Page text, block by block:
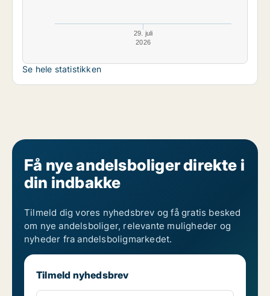
29. juli
2026
Se hele statistikken
Få nye andelsboliger direkte i
din indbakke
Tilmeld dig vores nyhedsbrev og få gratis besked
om nye andelsboliger, relevante muligheder og
nyheder fra andelsboligmarkedet.
Tilmeld nyhedsbrev